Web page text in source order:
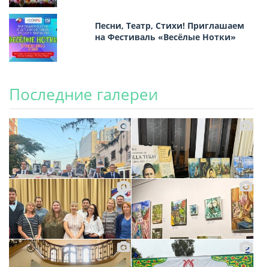
Песни, Театр, Стихи! Приглашаем
на Фестиваль «Весёлые Нотки»
Последние галереи